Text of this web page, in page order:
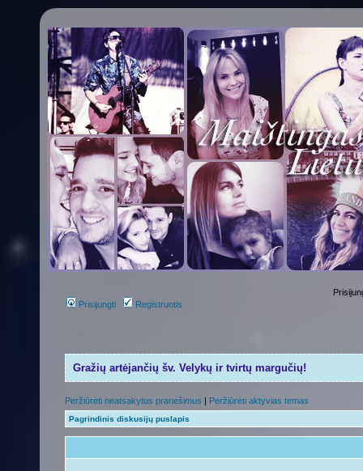
Prisijungti Registruotis
Gražių artėjančių šv. Velykų ir tvirtų margučių!
Peržiūrėti neatsakytus pranešimus | Peržiūrėti aktyvias temas
Pagrindinis diskusijų puslapis